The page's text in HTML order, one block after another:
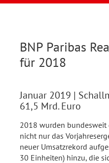
BNP Paribas
für 2018
Januar 2019 |
61,5 Mrd. Euro
2018 wurden
nicht nur das
neuer Umsatzrekord
30 Einheiten) hinzu, die